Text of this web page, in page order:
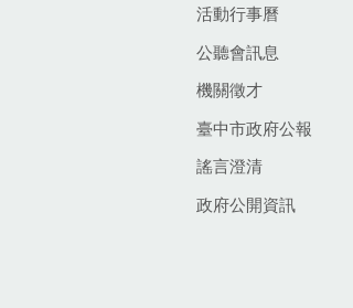
活動行事曆
公聽會訊息
機關徵才
臺中市政府公報
謠言澄清
政府公開資訊